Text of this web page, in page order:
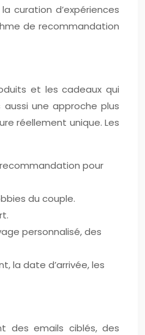
curation d’expériences
de recommandation
et les cadeaux qui
une approche plus
réellement unique. Les
pour
du couple.
personnalisé, des
la date d’arrivée, les
des emails ciblés, des